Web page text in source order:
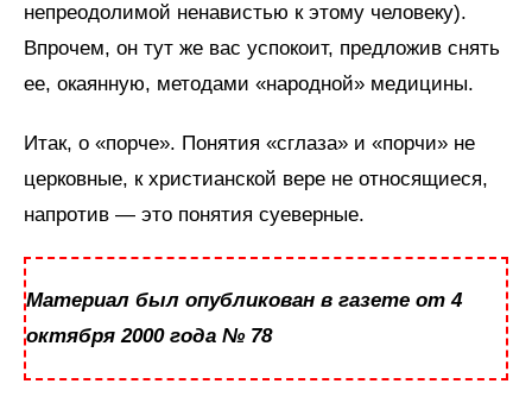
непреодолимой ненавистью к этому человеку).
Впрочем, он тут же вас успокоит, предложив снять
ее, окаянную, методами «народной» медицины.
Итак, о «порче». Понятия «сглаза» и «порчи» не
церковные, к христианской вере не относящиеся,
напротив — это понятия суеверные.
Материал был опубликован в газете от 4
октября 2000 года № 78